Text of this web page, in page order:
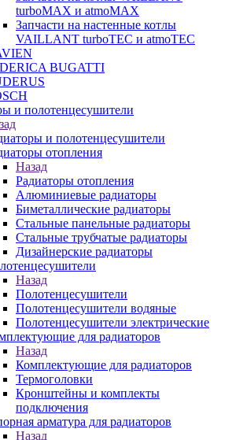
turboMAX и atmoMAX
Запчасти на настенные котлы
VAILLANT turboTEC и atmoTEC
BUGATTI
и полотенцесушители
и полотенцесушители
отопления
Назад
Радиаторы отопления
Алюминиевые радиаторы
Биметаллические радиаторы
Стальные панельные радиаторы
Стальные трубчатые радиаторы
Дизайнерские радиаторы
Назад
Полотенцесушители
Полотенцесушители водяные
Полотенцесушители электрические
для радиаторов
Назад
Комплектующие для радиаторов
Термоголовки
Кронштейны и комплекты
подключения
арматура для радиаторов
Назад